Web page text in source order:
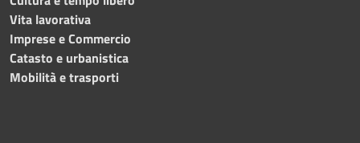
Vita lavorativa
Imprese e Commercio
Catasto e urbanistica
Mobilità e trasporti